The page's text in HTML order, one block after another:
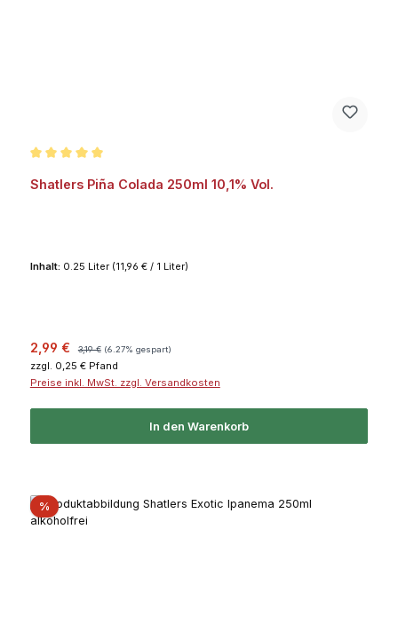
Shatlers Piña Colada 250ml 10,1% Vol.
Inhalt: 0.25 Liter (11,96 € / 1 Liter)
Verkaufspreis:
2,99 € 3,19 € (6.27% gespart)
zzgl. 0,25 € Pfand
Preise inkl. MwSt. zzgl. Versandkosten
In den Warenkorb
%Rabatt